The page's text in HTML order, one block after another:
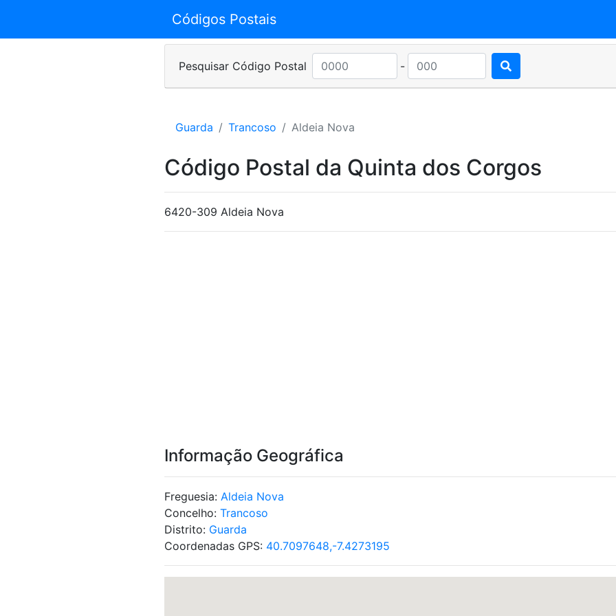
Códigos Postais
Pesquisar Código Postal -
Guarda Trancoso Aldeia Nova
Código Postal da Quinta dos Corgos
6420-309 Aldeia Nova
Informação Geográfica
Freguesia: Aldeia Nova
Concelho: Trancoso
Distrito: Guarda
Coordenadas GPS: 40.7097648,-7.4273195